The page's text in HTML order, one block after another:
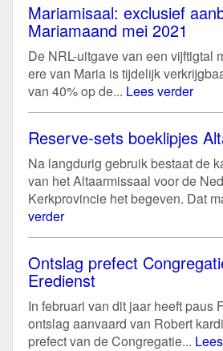
Mariamisaal: exclusief
Mariamaand mei 2021
De NRL-uitgave van een vijftigtal
ere van Maria is tijdelijk
van 40% op de... Lees verder
Reserve-sets boeklipjes
Na langdurig gebruik bestaat de
van het Altaarmissaal voor de
Kerkprovincie het begeven. Dat
verder
Ontslag prefect
Eredienst
In februari van dit jaar heeft paus
ontslag aanvaard van Robert
prefect van de Congregatie...